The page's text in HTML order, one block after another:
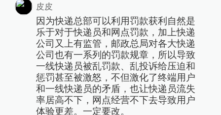
皮皮
因为快递总部可以利用罚款获利自然是
乐于对于快递员和网点罚款，加上快递
公司又上有监管，邮政总局对各大快递
公司也有一系列的罚款规章，所以导致
一线快递员被乱罚款、乱投诉给压迫和
惩罚甚至被激怒，不但激化了终端用户
和一线快递员的矛盾，也让快递员流失
率居高不下，网点经营不下去导致用户
体验更差。一定要改。